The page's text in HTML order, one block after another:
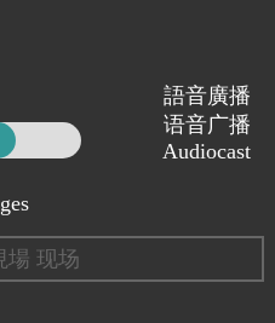
語音廣播
语音广播
Audiocast
場 现场